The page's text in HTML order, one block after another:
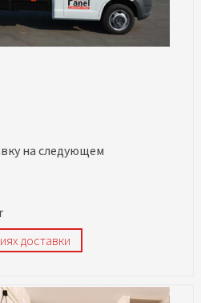
на следующем
доставки